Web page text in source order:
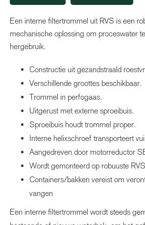
Een interne filtertrommel uit RVS is een
mechanische oplossing om proceswater
hergebruik.
Constructie uit gezandstraald
Verschillende groottes beschikbaar.
Trommel in perfogaas.
Uitgerust met externe sproeibuis.
Sproeibuis houdt trommel proper.
Interne helixschroef transporteert
Aangedreven door motorreductor
Wordt gemonteerd op robuuste RVS
Containers/bakken vereist om
vangen
Een interne filtertrommel wordt steeds